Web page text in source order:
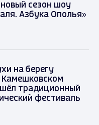
сезон шоу
Азбука Ополья»
на берегу
Камешковском
традиционный
фестиваль